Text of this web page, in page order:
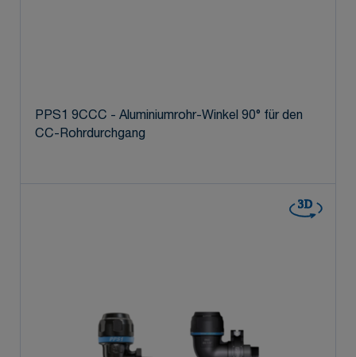
PPS1 9CCC - Aluminiumrohr-Winkel 90° für den
CC-Rohrdurchgang
3D